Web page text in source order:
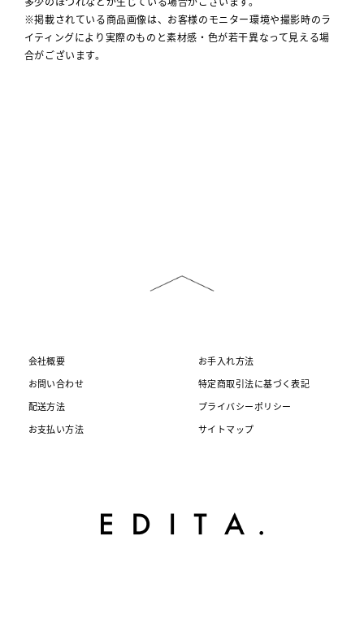
※掲載されている商品画像は、お客様のモニター環境や撮影時のラ
イティングにより実際のものと素材感・色が若干異なって見える場
合がございます。
会社概要
お問い合わせ
配送方法
お支払い方法
お手入れ方法
特定商取引法に基づく表記
プライバシーポリシー
サイトマップ